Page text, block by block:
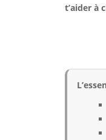
t’aider à